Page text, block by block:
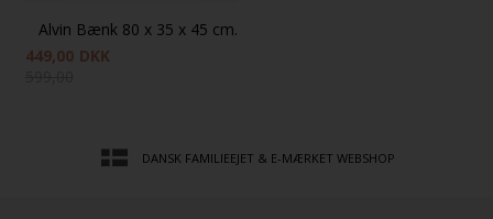
Alvin Bænk 80 x 35 x 45 cm.
449,00 DKK
DANSK FAMILIEEJET & E-MÆRKET WEBSHOP